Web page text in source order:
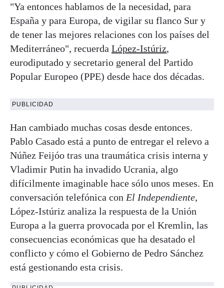
"Ya entonces hablamos de la necesidad, para
España y para Europa, de vigilar su flanco Sur y
de tener las mejores relaciones con los países del
Mediterráneo", recuerda López-Istúriz,
eurodiputado y secretario general del Partido
Popular Europeo (PPE) desde hace dos décadas.
PUBLICIDAD
Han cambiado muchas cosas desde entonces.
Pablo Casado está a punto de entregar el relevo a
Núñez Feijóo tras una traumática crisis interna y
Vladimir Putin ha invadido Ucrania, algo
difícilmente imaginable hace sólo unos meses. En
conversación telefónica con El Independiente,
López-Istúriz analiza la respuesta de la Unión
Europa a la guerra provocada por el Kremlin, las
consecuencias económicas que ha desatado el
conflicto y cómo el Gobierno de Pedro Sánchez
está gestionando esta crisis.